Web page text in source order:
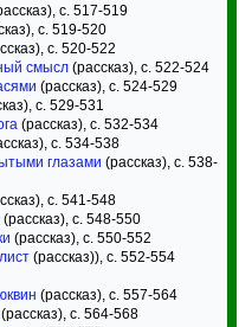
с. 517-519
с. 519-520
с. 520-522
смысл (рассказ), с. 522-524
(рассказ), с. 524-529
с. 529-531
(рассказ), с. 532-534
с. 534-538
глазами (рассказ), с. 538-
с. 541-548
(рассказ), с. 548-550
(рассказ), с. 550-552
(рассказ)), с. 552-554
(рассказ), c. 557-564
(рассказ), c. 564-568